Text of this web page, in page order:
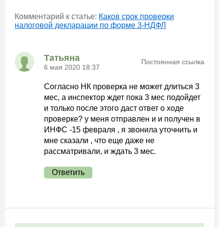
Комментарий к статье: Каков срок проверки
налоговой декларации по форме 3-НДФЛ
Татьяна
6 мая 2020 18:37
Постоянная ссылка
Согласно НК проверка не может длиться 3
мес, а инспектор ждет пока 3 мес подойдет
и только после этого даст ответ о ходе
проверке? у меня отправлен и и получен в
ИНФС -15 февраля , я звонила уточнить и
мне сказали , что еще даже не
рассматривали, и ждать 3 мес.
Ответить